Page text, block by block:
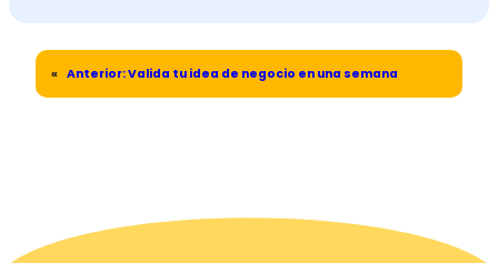
« Anterior:Valida tu idea de negocio en una semana